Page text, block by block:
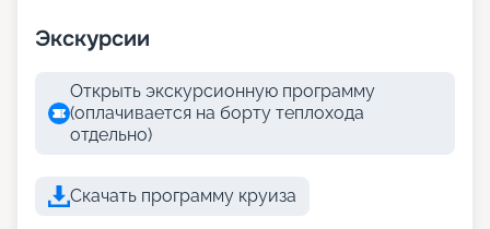
Экскурсии
Открыть экскурсионную программу
(оплачивается на борту теплохода
отдельно)
Скачать программу круиза